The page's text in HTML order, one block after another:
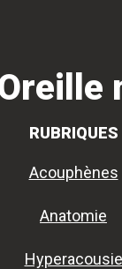
RUBRIQUES
Acouphènes
Anatomie
Hyperacousie